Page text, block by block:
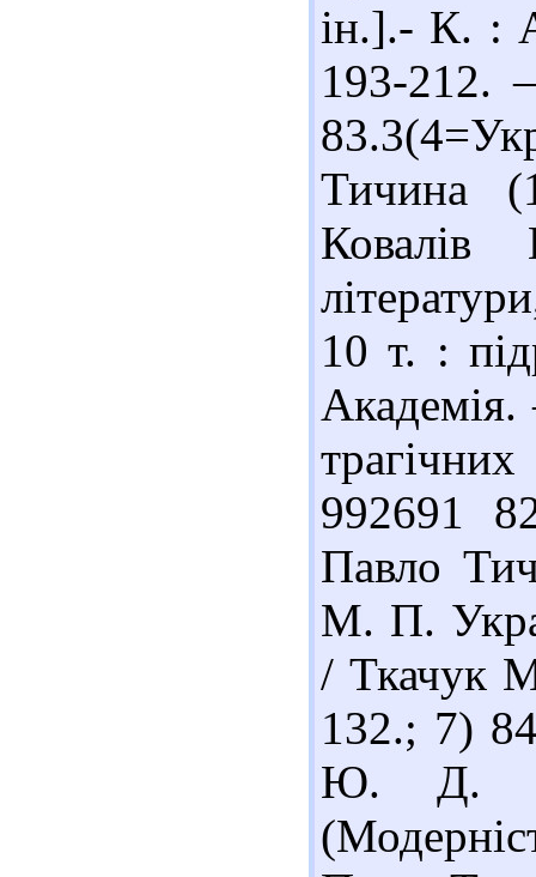
ін.].- К. :
193-212.
Тичина
Ковалів
10 т. :
992691
Павло
М. П.
/ Ткачук
132.; 7)
Ю. Д.